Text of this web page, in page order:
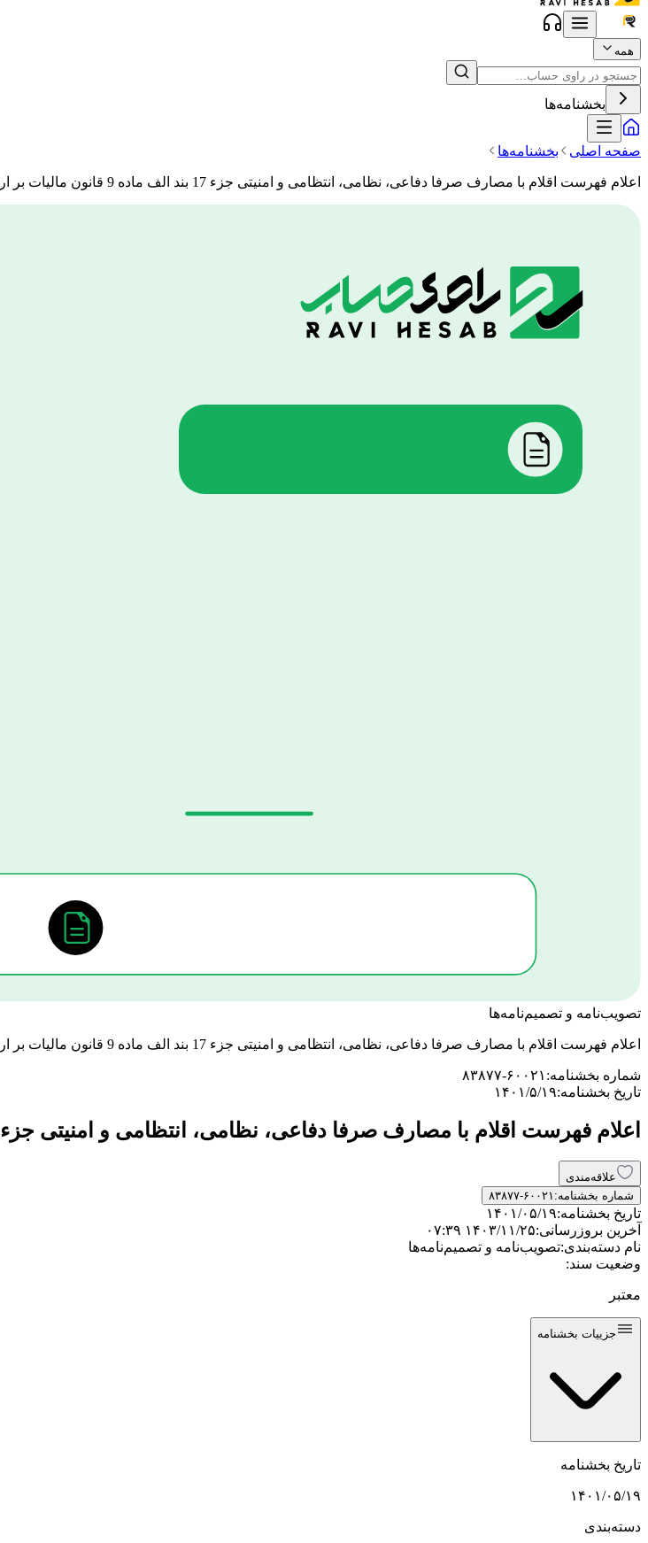
همه
بخشنامه‌ها
صفحه اصلی بخشنامه‌ها
اعلام فهرست اقلام با مصارف صرفا دفاعی، نظامی، انتظامی و امنیتی جزء 17 بند الف ماده 9 قانون مالیات بر ارزش افزوده مصوب 1400
تصویب‌نامه و تصمیم‌نامه‌ها
اعلام فهرست اقلام با مصارف صرفا دفاعی، نظامی، انتظامی و امنیتی جزء 17 بند الف ماده 9 قانون مالیات بر ارزش افزوده مصوب 1400
شماره بخشنامه: ۸۳۸۷۷-۶۰۰۲۱
تاریخ بخشنامه:۱۴۰۱/۵/۱۹
اعلام فهرست اقلام با مصارف صرفا دفاعی، نظامی، انتظامی و امنیتی جزء 17 بند الف ماده 9 قانون مالیات بر ارزش افزوده مصوب 1400
علاقه‌مندی
شماره بخشنامه: ۸۳۸۷۷-۶۰۰۲۱
تاریخ بخشنامه:۱۴۰۱/۰۵/۱۹
آخرین بروزرسانی:۱۴۰۳/۱۱/۲۵ ۰۷:۳۹
نام دسته‌بندی:تصویب‌نامه و تصمیم‌نامه‌ها
وضعیت سند:
معتبر
جزییات بخشنامه
تاریخ بخشنامه
۱۴۰۱/۰۵/۱۹
دسته‌بندی